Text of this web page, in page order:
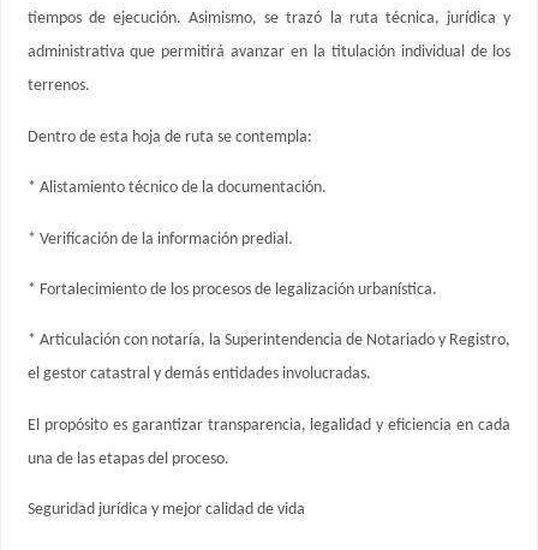
tiempos de ejecución. Asimismo, se trazó la ruta técnica, jurídica y
administrativa que permitirá avanzar en la titulación individual de los
terrenos.
Dentro de esta hoja de ruta se contempla:
* Alistamiento técnico de la documentación.
* Verificación de la información predial.
* Fortalecimiento de los procesos de legalización urbanística.
* Articulación con notaría, la Superintendencia de Notariado y Registro,
el gestor catastral y demás entidades involucradas.
El propósito es garantizar transparencia, legalidad y eficiencia en cada
una de las etapas del proceso.
Seguridad jurídica y mejor calidad de vida